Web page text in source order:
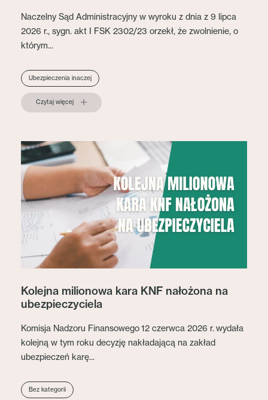
Naczelny Sąd Administracyjny w wyroku z dnia z 9 lipca
2026 r., sygn. akt I FSK 2302/23 orzekł, że zwolnienie, o
którym...
Ubezpieczenia inaczej
Czytaj więcej
Kolejna milionowa kara KNF nałożona na
ubezpieczyciela
Komisja Nadzoru Finansowego 12 czerwca 2026 r. wydała
kolejną w tym roku decyzję nakładającą na zakład
ubezpieczeń karę...
Bez kategorii